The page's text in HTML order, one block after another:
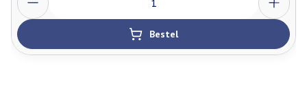
Bestel